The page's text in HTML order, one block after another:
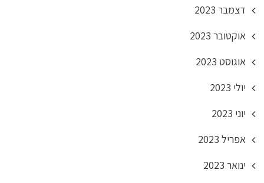
דצמבר 2023
אוקטובר 2023
אוגוסט 2023
יולי 2023
יוני 2023
אפריל 2023
ינואר 2023